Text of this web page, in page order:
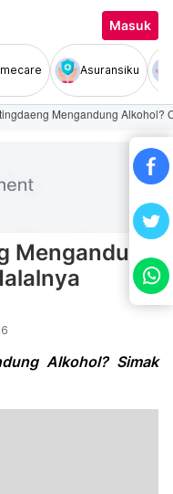
Masuk
Asuransiku
Mengandung Alkohol?
Mengandung
Alkohol? Simak